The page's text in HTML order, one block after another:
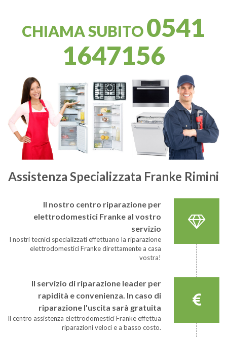
CHIAMA SUBITO0541
1647156
Assistenza Specializzata Franke Rimini
Il nostro centro riparazione per
elettrodomestici Franke al vostro
servizio
I nostri tecnici specializzati effettuano la riparazione
elettrodomestici Franke direttamente a casa
vostra!
Il servizio di riparazione leader per
rapidità e convenienza. In caso di
riparazione l'uscita sarà gratuita
Il centro assistenza elettrodomestici Franke effettua
riparazioni veloci e a basso costo.